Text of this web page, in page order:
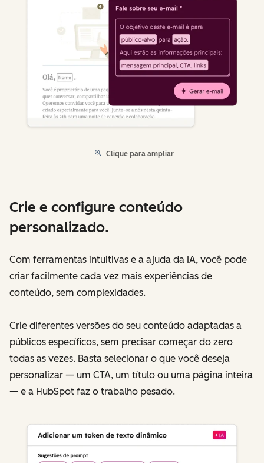
Clique para ampliar
Crie e configure conteúdo
personalizado.
Com ferramentas intuitivas e a ajuda da IA, você pode
criar facilmente cada vez mais experiências de
conteúdo, sem complexidades.
Crie diferentes versões do seu conteúdo adaptadas a
públicos específicos, sem precisar começar do zero
todas as vezes. Basta selecionar o que você deseja
personalizar — um CTA, um título ou uma página inteira
— e a HubSpot faz o trabalho pesado.